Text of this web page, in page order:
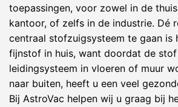
toepassingen, voor zowel in de
kantoor, of zelfs in de industrie. Dé
centraal stofzuigsysteem te gaan is
fijnstof in huis, want doordat de
leidingsysteem in vloeren of muur
naar buiten, heeft u een veel
Bij AstroVac helpen wij u graag bij